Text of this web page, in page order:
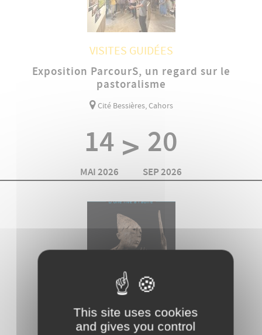
VISITES GUIDÉES
Exposition ParcourS, un regard sur le
pastoralisme
Cité Bessières, Cahors
14
MAI 2026 > 20
SEP 2026
EXPOSITIONS
Ibrahim SHAHDA, Galerie du Parvis
This site uses cookies
and gives you control